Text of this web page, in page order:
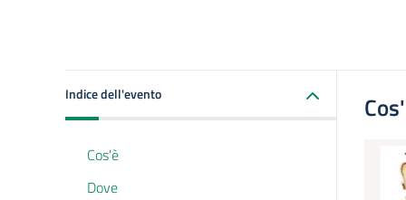
Indice dell'evento
Cos'è
Dove